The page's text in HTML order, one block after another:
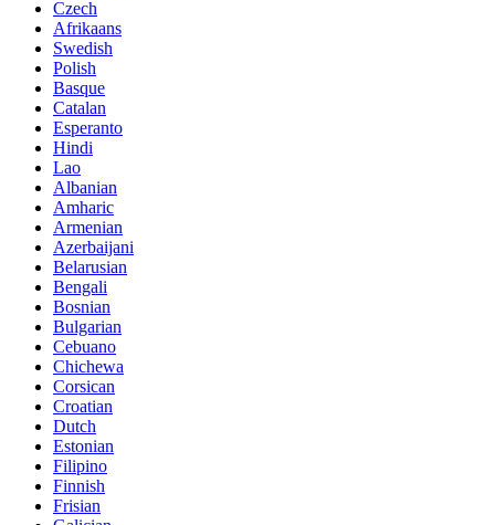
Czech
Afrikaans
Swedish
Polish
Basque
Catalan
Esperanto
Hindi
Lao
Albanian
Amharic
Armenian
Azerbaijani
Belarusian
Bengali
Bosnian
Bulgarian
Cebuano
Chichewa
Corsican
Croatian
Dutch
Estonian
Filipino
Finnish
Frisian